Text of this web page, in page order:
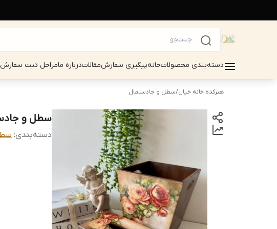
دسته‌بندی محصولاتخانهپیگیری سفارشمقالاتدرباره مامراحل ثبت سفارش
هنرکده خانه خیال/سطل و جادستمال
سطل و
دسته‌بندی: